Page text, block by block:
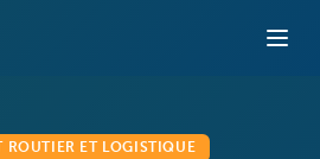
ROUTIER ET LOGISTIQUE